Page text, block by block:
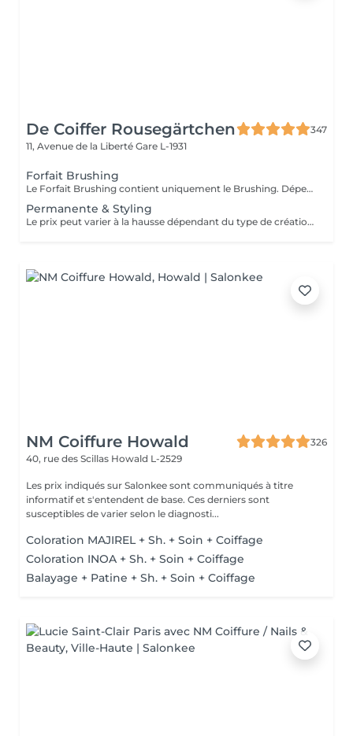
De Coiffer Rousegärtchen
347
11, Avenue de la Liberté Gare L-1931
Forfait Brushing
Le Forfait Brushing contient uniquement le Brushing. Dépendant de la longueur des cheveux, le prix peut varier. En cas de questions veuillez appeler au +352 27 70 21 25.
Permanente & Styling
Le prix peut varier à la hausse dépendant du type de création finalement réalisée.
NM Coiffure Howald
326
40, rue des Scillas Howald L-2529
Les prix indiqués sur Salonkee sont communiqués à titre
informatif et s'entendent de base. Ces derniers sont
susceptibles de varier selon le diagnosti...
Coloration MAJIREL + Sh. + Soin + Coiffage
Coloration INOA + Sh. + Soin + Coiffage
Balayage + Patine + Sh. + Soin + Coiffage